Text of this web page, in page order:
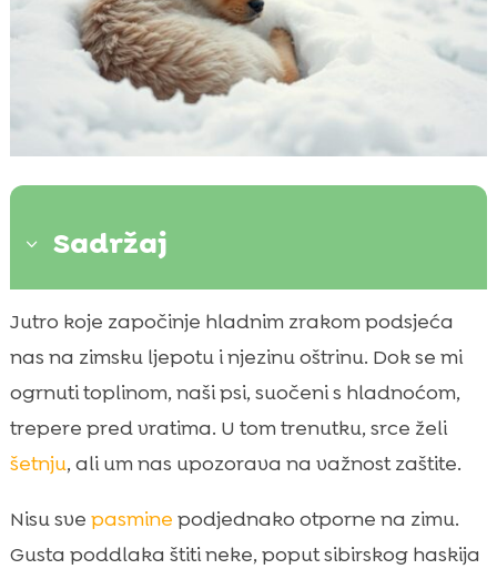
3 Sadržaj

Zašto neki psi trebaju dodatnu zaštitu
tijekom hladnoće
Prepoznavanje znakova da je psu
Pasmine sitne tjelesne građe
 Pasmine s vrlo niskim postotkom masnoće
 Stariji psi i štenci u zimskim uvjetima
Jutro koje započinje hladnim zrakom podsjeća
nas na zimsku ljepotu i njezinu oštrinu. Dok se mi
ogrnuti toplinom, naši psi, suočeni s hladnoćom,
trepere pred vratima. U tom trenutku, srce želi
šetnju, ali um nas upozorava na važnost zaštite.
Nisu sve pasmine podjednako otporne na zimu.
Gusta poddlaka štiti neke, poput sibirskog haskija